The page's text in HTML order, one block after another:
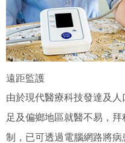
遠距監護
由於現代醫療科技發達及
足及偏鄉地區就醫不易，
制，已可透過電腦網路將